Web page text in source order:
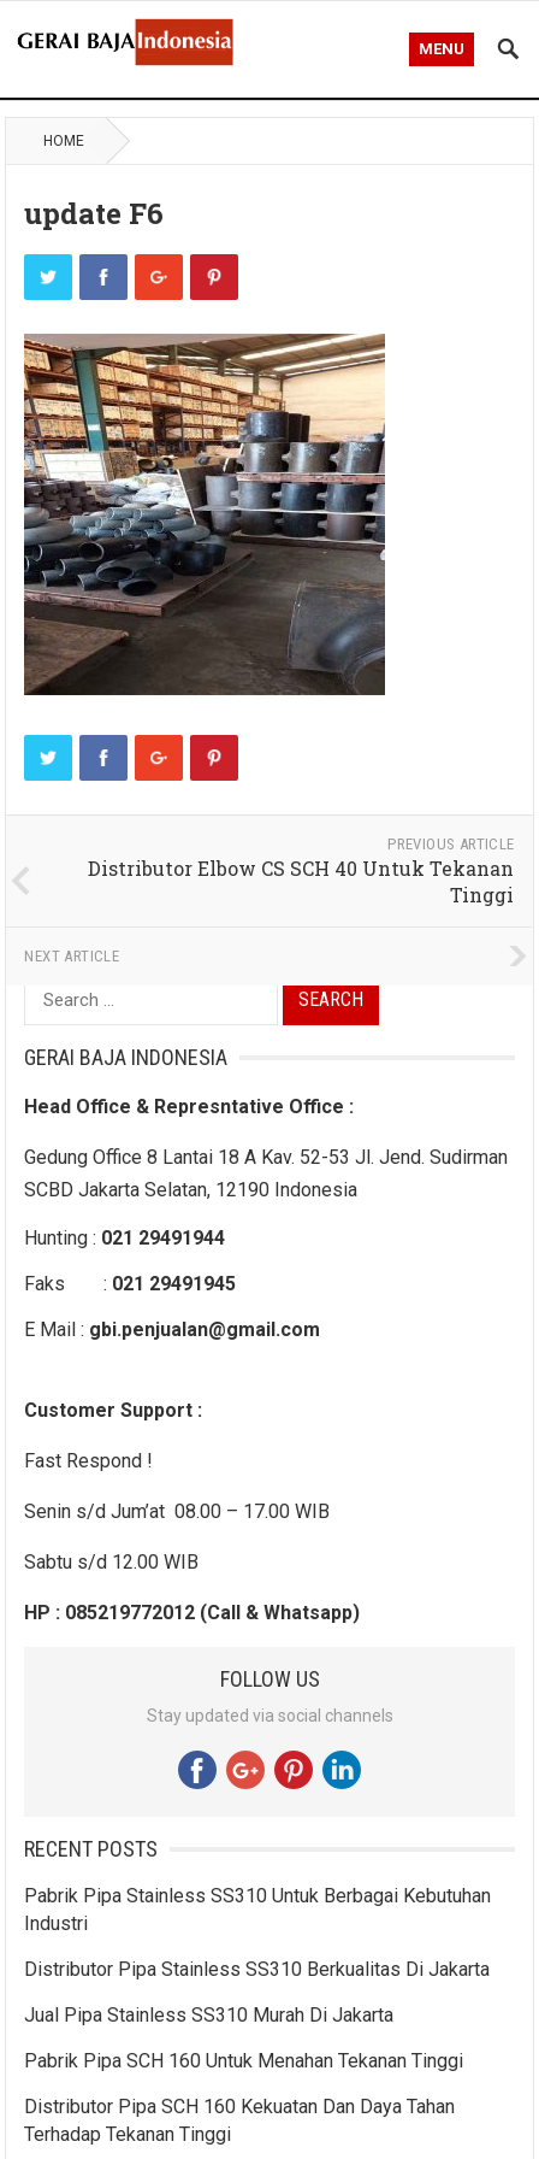
MENU
HOME
update F6
PREVIOUS ARTICLE
Distributor Elbow CS SCH 40 Untuk Tekanan
Tinggi
NEXT ARTICLE
Search
for:
GERAI BAJA INDONESIA
Head Office & Represntative Office :
Gedung Office 8 Lantai 18 A Kav. 52-53 Jl. Jend. Sudirman
SCBD Jakarta Selatan, 12190 Indonesia
Hunting : 021 29491944
Faks : 021 29491945
E Mail : gbi.penjualan@gmail.com
Customer Support :
Fast Respond !
Senin s/d Jum’at 08.00 – 17.00 WIB
Sabtu s/d 12.00 WIB
HP : 085219772012 (Call & Whatsapp)
FOLLOW US
Stay updated via social channels
RECENT POSTS
Pabrik Pipa Stainless SS310 Untuk Berbagai Kebutuhan
Industri
Distributor Pipa Stainless SS310 Berkualitas Di Jakarta
Jual Pipa Stainless SS310 Murah Di Jakarta
Pabrik Pipa SCH 160 Untuk Menahan Tekanan Tinggi
Distributor Pipa SCH 160 Kekuatan Dan Daya Tahan
Terhadap Tekanan Tinggi